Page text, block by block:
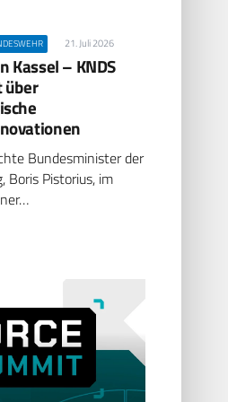
21. Juli 2026
Kassel – KNDS
Bundesminister der
Boris Pistorius, im